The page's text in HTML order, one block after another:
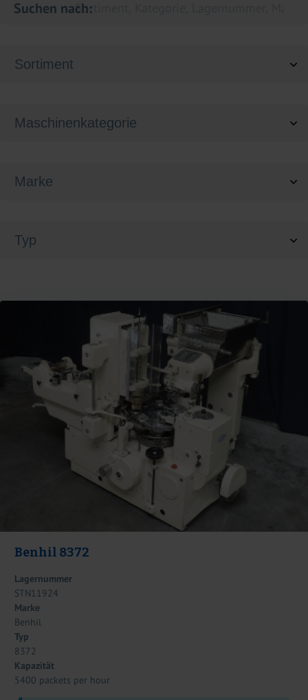
Benhil 8372
Lagernummer
STN11924
Marke
Benhil
Typ
8372
Kapazität
5400 packets per hour